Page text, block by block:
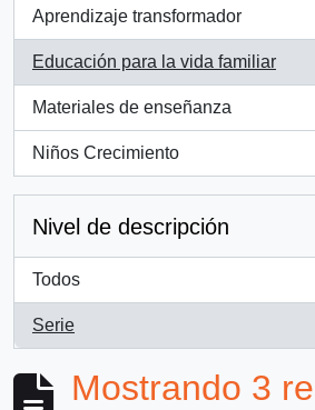
Aprendizaje transformador
, 3 resultados
Educación para la vida familiar
, 3 resultados
Materiales de enseñanza
, 3 resultados
Niños Crecimiento
, 1 resultados
Nivel de descripción
Todos
Serie
, 3 resultados
Mostrando 3